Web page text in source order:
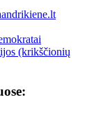
(krikščionių